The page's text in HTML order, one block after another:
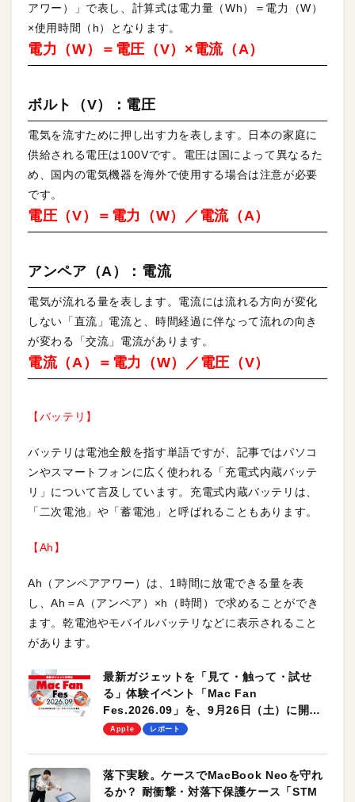
アワー）」で表し、計算式は電力量（Wh）＝電力（W）
×使用時間（h）となります。
電力（W）＝電圧（V）×電流（A）
ボルト（V）：電圧
電気を流すために押し出す力を表します。日本の家庭に
供給される電圧は100Vです。電圧は国によって異なるた
め、国内の電気機器を海外で使用する場合は注意が必要
です。
電圧（V）＝電力（W）／電流（A）
アンペア（A）：電流
電気が流れる量を表します。電流には流れる方向が変化
しない「直流」電流と、時間経過に伴なって流れの向き
が変わる「交流」電流があります。
電流（A）＝電力（W）／電圧（V）
【バッテリ】
バッテリは電池全般を指す単語ですが、記事ではパソコ
ンやスマートフォンに広く使われる「充電式内蔵バッテ
リ」について言及しています。充電式内蔵バッテリは、
「二次電池」や「蓄電池」と呼ばれることもあります。
【Ah】
Ah（アンペアアワー）は、1時間に放電できる量を表
し、Ah＝A（アンペア）×h（時間）で求めることができ
ます。乾電池やモバイルバッテリなどに表示されること
があります。
最新ガジェットを「見て・触って・試せ
る」体験イベント「Mac Fan
Fes.2026.09」を、9月26日（土）に開催
します！
Apple レポート
落下実験。ケースでMacBook Neoを守れ
るか？ 耐衝撃・対落下保護ケース「STM